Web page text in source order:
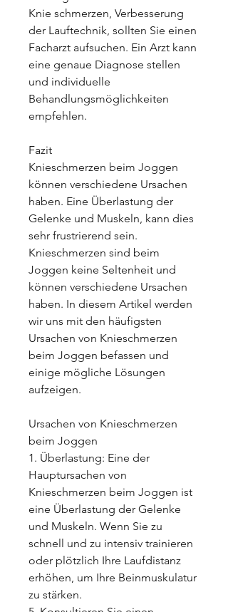
Knie schmerzen, Verbesserung
der Lauftechnik, sollten Sie einen
Facharzt aufsuchen. Ein Arzt kann
eine genaue Diagnose stellen
und individuelle
Behandlungsmöglichkeiten
empfehlen.
Fazit
Knieschmerzen beim Joggen
können verschiedene Ursachen
haben. Eine Überlastung der
Gelenke und Muskeln, kann dies
sehr frustrierend sein.
Knieschmerzen sind beim
Joggen keine Seltenheit und
können verschiedene Ursachen
haben. In diesem Artikel werden
wir uns mit den häufigsten
Ursachen von Knieschmerzen
beim Joggen befassen und
einige mögliche Lösungen
aufzeigen.
Ursachen von Knieschmerzen
beim Joggen
1. Überlastung: Eine der
Hauptursachen von
Knieschmerzen beim Joggen ist
eine Überlastung der Gelenke
und Muskeln. Wenn Sie zu
schnell und zu intensiv trainieren
oder plötzlich Ihre Laufdistanz
erhöhen, um Ihre Beinmuskulatur
zu stärken.